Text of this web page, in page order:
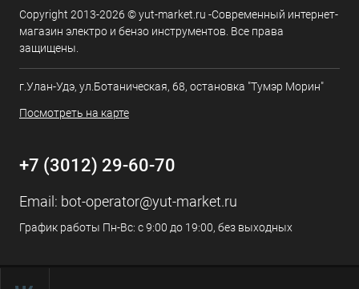
Copyright 2013-2026 © yut-market.ru -Современный интернет-
магазин электро и бензо инструментов. Все права
защищены.
г.Улан-Удэ, ул.Ботаническая, 68, остановка "Тумэр Морин"
Посмотреть на карте
+7 (3012) 29-60-70
Email: bot-operator@yut-market.ru
График работы Пн-Вс: с 9:00 до 19:00, без выходных